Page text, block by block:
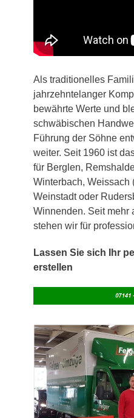
Als traditionelles
jahrzehntelanger
bewährte Werte und
schwäbischen
Führung der Söhne
weiter. Seit 1960 ist
für Berglen,
Winterbach, Weissach
Weinstadt oder
Winnenden. Seit mehr
stehen wir für
Lassen Sie sich Ihr
erstellen